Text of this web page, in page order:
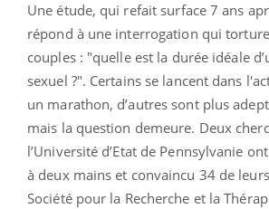
Une étude, qui refait surface 7 ans
répond à une interrogation qui
couples : "quelle est la durée idéale
sexuel ?". Certains se lancent dans
un marathon, d’autres sont plus
mais la question demeure. Deux
l’Université d’Etat de Pennsylvanie
à deux mains et convaincu 34 de
Société pour la Recherche et la